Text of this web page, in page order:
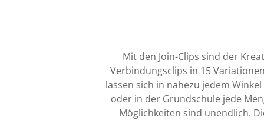
Mit den Join-Clips sind der
Verbindungsclips in 15
lassen sich in nahezu jedem
oder in der Grundschule jede
Möglichkeiten sind unendlich.